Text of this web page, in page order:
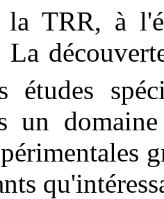
la TRR, à
La
études
un